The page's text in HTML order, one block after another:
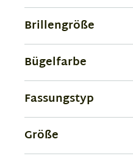
Brillengröße
Bügelfarbe
Fassungstyp
Größe